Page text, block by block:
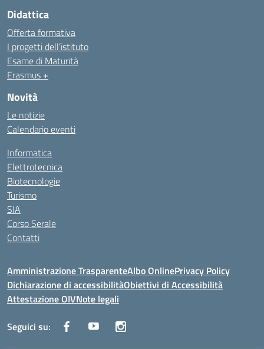
Didattica
Offerta formativa
I progetti dell’istituto
Esame di Maturità
Erasmus +
Novità
Le notizie
Calendario eventi
Informatica
Elettrotecnica
Biotecnologie
Turismo
SIA
Corso Serale
Contatti
Amministrazione TrasparenteAlbo OnlinePrivacy Policy
Dichiarazione di accessibilitàObiettivi di Accessibilità
Attestazione OIVNote legali
Seguici su: